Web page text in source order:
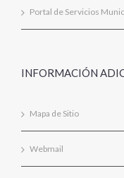
Portal de Servicios
INFORMACIÓN
Mapa de Sitio
Webmail